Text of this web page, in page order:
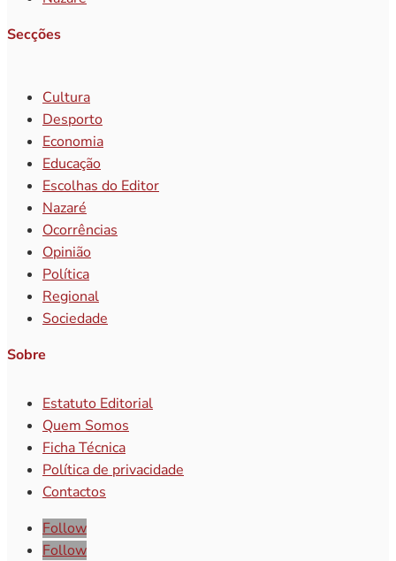
Secções
Cultura
Desporto
Economia
Educação
Escolhas do Editor
Nazaré
Ocorrências
Opinião
Política
Regional
Sociedade
Sobre
Estatuto Editorial
Quem Somos
Ficha Técnica
Política de privacidade
Contactos
Follow
Follow